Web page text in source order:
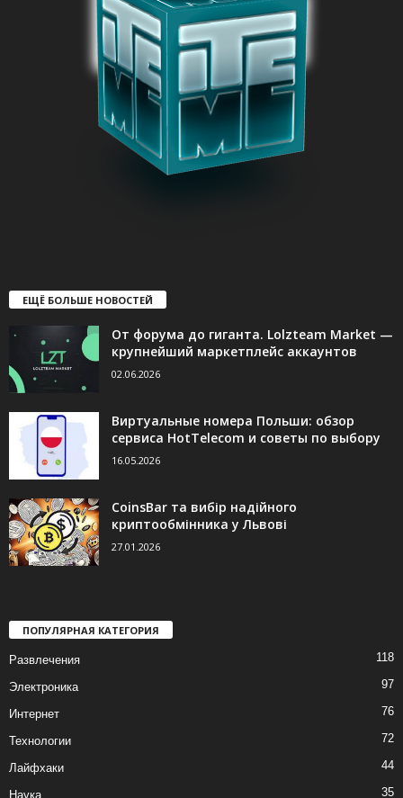
ЕЩЁ БОЛЬШЕ НОВОСТЕЙ
От форума до гиганта. Lolzteam Market —
крупнейший маркетплейс аккаунтов
02.06.2026
Виртуальные номера Польши: обзор
сервиса HotTelecom и советы по выбору
16.05.2026
CoinsBar та вибір надійного
криптообмінника у Львові
27.01.2026
ПОПУЛЯРНАЯ КАТЕГОРИЯ
Развлечения 118
Электроника 97
Интернет 76
Технологии 72
Лайфхаки 44
Наука 35